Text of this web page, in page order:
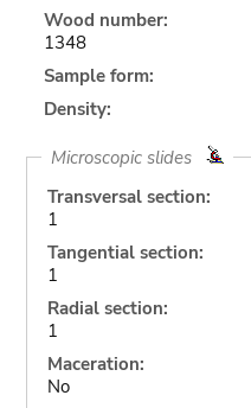
Wood number:
1348
Sample form:
Density:
Microscopic slides
Transversal section:
1
Tangential section:
1
Radial section:
1
Maceration:
No